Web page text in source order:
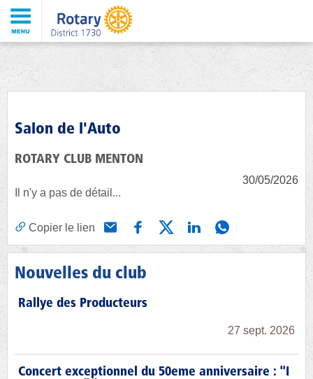
Salon de l'Auto
ROTARY CLUB MENTON
30/05/2026
Il n'y a pas de détail...
Copier le lien
Nouvelles du club
Rallye des Producteurs
27 sept. 2026
Concert exceptionnel du 50eme anniversaire : "I